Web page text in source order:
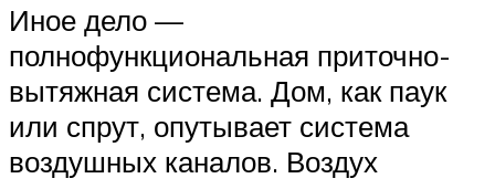
Иное дело —
полнофункциональная приточно-
вытяжная система. Дом, как паук
или спрут, опутывает система
воздушных каналов. Воздух